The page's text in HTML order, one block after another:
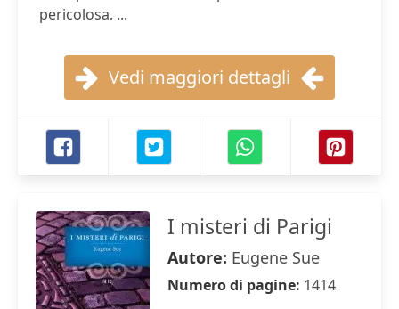
pericolosa. ...
Vedi maggiori dettagli
I misteri di Parigi
Autore: Eugene Sue
Numero di pagine: 1414